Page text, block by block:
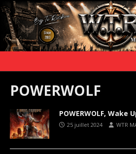
POWERWOLF
POWERWOLF, Wake
25 juillet 2024 WTR